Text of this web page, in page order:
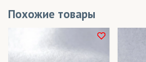
Похожие товары